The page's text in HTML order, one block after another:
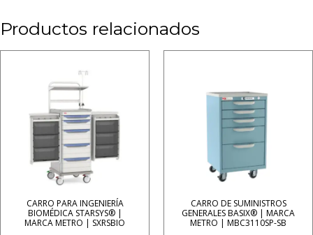
Productos relacionados
CARRO PARA INGENIERÍA
BIOMÉDICA STARSYS® |
MARCA METRO | SXRSBIO
CARRO DE SUMINISTROS
GENERALES BASIX® | MARCA
METRO | MBC3110SP-SB